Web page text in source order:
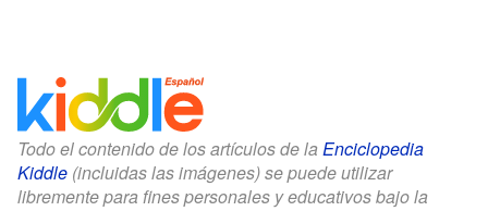
Todo el contenido de los artículos de la Enciclopedia
Kiddle (incluidas las imágenes) se puede utilizar
libremente para fines personales y educativos bajo la